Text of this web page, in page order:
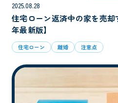
2025.08.28
住宅ローン返済中の家を売
年最新版】
住宅ローン 離婚 注意点